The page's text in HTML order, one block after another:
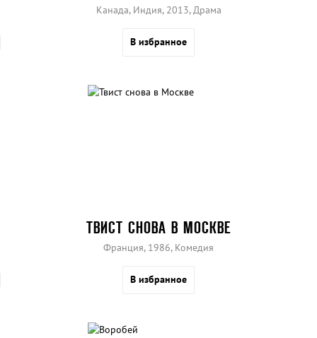
Канада, Индия, 2013, Драма
В избранное
ТВИСТ СНОВА В МОСКВЕ
Франция, 1986, Комедия
В избранное